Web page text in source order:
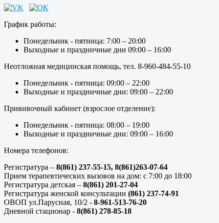
График работы:
Понедельник - пятница: 7:00 – 20:00
Выходные и праздничные дни 09:00 – 16:00
Неотложная медицинская помощь, тел. 8-960-484-55-10
Понедельник - пятница: 09:00 – 22:00
Выходные и праздничные дни: 09:00 – 22:00
Прививочный кабинет (взрослое отделение):
Понедельник - пятница: 08:00 – 19:00
Выходные и праздничные дни: 09:00 – 16:00
Номера телефонов:
Регистратура – 8(861) 237-55-15, 8(861)263-07-64
Прием терапевтических вызовов на дом: с 7:00 до 18:00
Регистратура детская – 8(861) 201-27-04
Регистратура женской консультации (861) 237-74-91
ОВОП ул.Парусная, 10/2 - 8-961-513-76-20
Дневной стационар - 8(861) 278-85-18